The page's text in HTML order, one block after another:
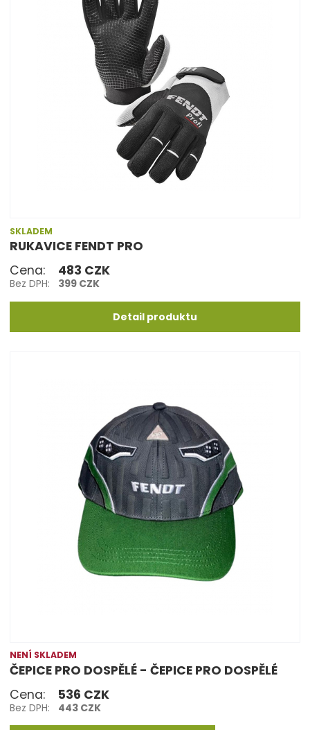
SKLADEM
RUKAVICE FENDT PRO
Cena:
483 CZK
Bez DPH: 399 CZK
Detail produktu
NENÍ SKLADEM
ČEPICE PRO DOSPĚLÉ - ČEPICE PRO DOSPĚLÉ
Cena:
536 CZK
Bez DPH: 443 CZK